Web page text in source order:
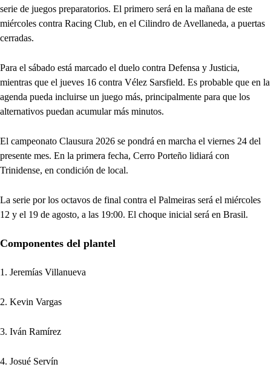
serie de juegos preparatorios. El primero será en la mañana de este
miércoles contra Racing Club, en el Cilindro de Avellaneda, a puertas
cerradas.
Para el sábado está marcado el duelo contra Defensa y Justicia,
mientras que el jueves 16 contra Vélez Sarsfield. Es probable que en la
agenda pueda incluirse un juego más, principalmente para que los
alternativos puedan acumular más minutos.
El campeonato Clausura 2026 se pondrá en marcha el viernes 24 del
presente mes. En la primera fecha, Cerro Porteño lidiará con
Trinidense, en condición de local.
La serie por los octavos de final contra el Palmeiras será el miércoles
12 y el 19 de agosto, a las 19:00. El choque inicial será en Brasil.
Componentes del plantel
1. Jeremías Villanueva
2. Kevin Vargas
3. Iván Ramírez
4. Josué Servín